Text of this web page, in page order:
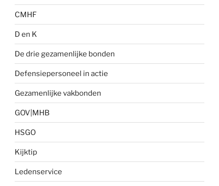
CMHF
D en K
De drie gezamenlijke bonden
Defensiepersoneel in actie
Gezamenlijke vakbonden
GOV|MHB
HSGO
Kijktip
Ledenservice